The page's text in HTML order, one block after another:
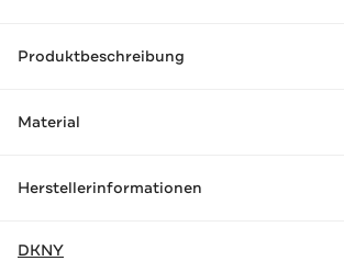
Produktbeschreibung
Material
Herstellerinformationen
DKNY